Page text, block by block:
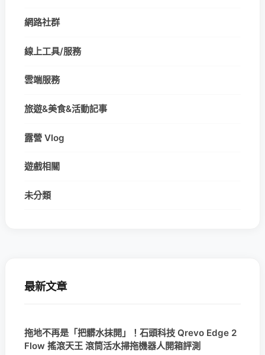
網路社群
線上工具/服務
雲端服務
旅遊&美食&活動記事
露營 Vlog
遊戲相關
未分類
最新文章
拖地不再是「把髒水抹開」！石頭科技 Qrevo Edge 2
Flow 搖滾天王 滾筒活水掃拖機器人開箱評測